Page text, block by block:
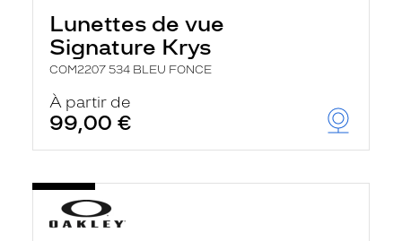
Lunettes de vue
Signature Krys
COM2207 534 BLEU FONCE
À partir de
99,00 €